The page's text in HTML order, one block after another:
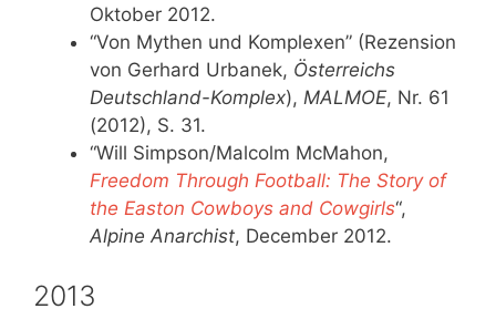
Oktober 2012.
“Von Mythen und Komplexen” (Rezension
von Gerhard Urbanek, Österreichs
Deutschland-Komplex), MALMOE, Nr. 61
(2012), S. 31.
“Will Simpson/Malcolm McMahon,
Freedom Through Football: The Story of
the Easton Cowboys and Cowgirls“,
Alpine Anarchist, December 2012.
2013